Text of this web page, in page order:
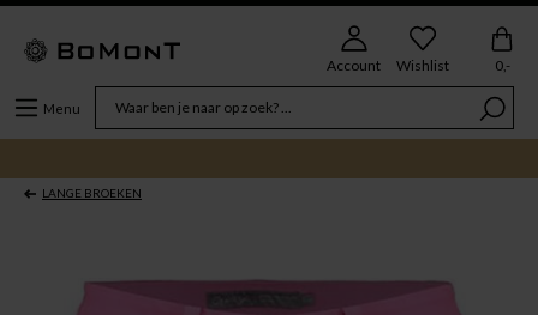
Menu
Account Wishlist 0,-
LANGE BROEKEN